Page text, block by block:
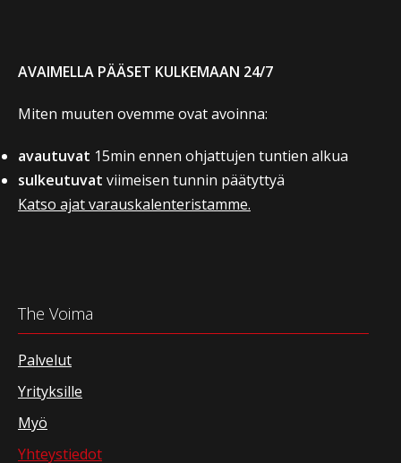
AVAIMELLA PÄÄSET KULKEMAAN 24/7
Miten muuten ovemme ovat avoinna:
avautuvat 15min ennen ohjattujen tuntien alkua
sulkeutuvat viimeisen tunnin päätyttyä
Katso ajat varauskalenteristamme.
The Voima
Palvelut
Yrityksille
Myö
Yhteystiedot